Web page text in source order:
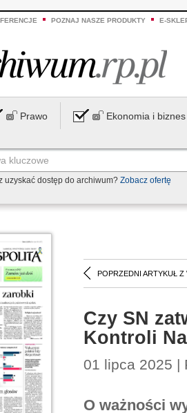
POZNAJ NASZE PRODUKTY E-
Prawo Ekonomia i biznes
uzyskać dostęp do archiwum? Zobacz ofertę
POPRZEDNI ARTYKUŁ Z
Czy SN
Kontroli
01 lipca 2025 |
O ważności